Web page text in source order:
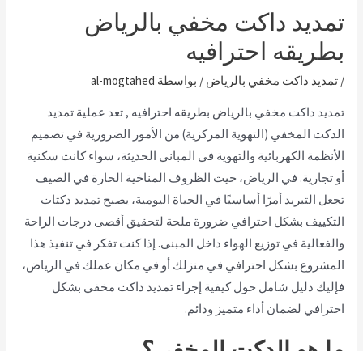
تمديد داكت مخفي بالرياض
بطريقه احترافيه
/تمديد داكت مخفي بالرياض / بواسطة al-mogtahed
تمديد داكت مخفي بالرياض بطريقه احترافيه , تعد عملية تمديد
الدكت المخفي (التهوية المركزية) من الأمور الضرورية في تصميم
الأنظمة الكهربائية والتهوية في المباني الحديثة، سواء كانت سكنية
أو تجارية. في الرياض، حيث الظروف المناخية الحارة في الصيف
تجعل التبريد أمرًا أساسيًا في الحياة اليومية، يصبح تمديد دكتات
التكييف بشكل احترافي ضرورة ملحة لتحقيق أقصى درجات الراحة
والفعالية في توزيع الهواء داخل المبنى. إذا كنت تفكر في تنفيذ هذا
المشروع بشكل احترافي في منزلك أو في مكان عملك في الرياض،
فإليك دليل شامل حول كيفية إجراء تمديد داكت مخفي بشكل
احترافي لضمان أداء متميز ودائم.